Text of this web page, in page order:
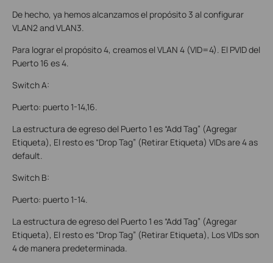
De hecho, ya hemos alcanzamos el propósito 3 al configurar
VLAN2 and VLAN3.
Para lograr el propósito 4, creamos el VLAN 4 (VID=4). El PVID del
Puerto 16 es 4.
Switch A:
Puerto: puerto 1-14,16.
La estructura de egreso del Puerto 1 es “Add Tag” (Agregar
Etiqueta), El resto es “Drop Tag” (Retirar Etiqueta) VIDs are 4 as
default.
Switch B:
Puerto: puerto 1-14.
La estructura de egreso del Puerto 1 es “Add Tag” (Agregar
Etiqueta), El resto es “Drop Tag” (Retirar Etiqueta), Los VIDs son
4 de manera predeterminada.